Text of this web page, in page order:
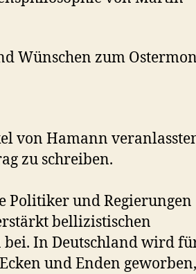
Wünschen zum
von Hamann
zu schreiben.
Politiker und Regierungen
bellizistischen
bei. In Deutschland wird
und Enden